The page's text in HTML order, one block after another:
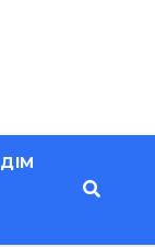
ДІМ